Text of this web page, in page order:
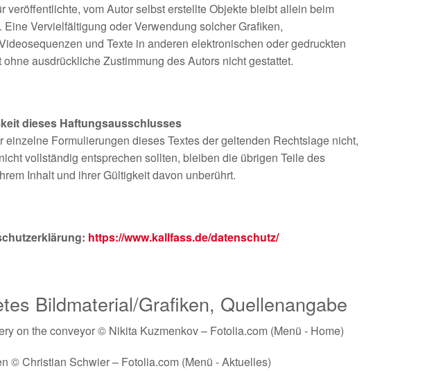
veröffentlichte, vom Autor selbst erstellte Objekte bleibt allein beim
Eine Vervielfältigung oder Verwendung solcher Grafiken,
und Texte in anderen elektronischen oder gedruckten
ausdrückliche Zustimmung des Autors nicht gestattet.
dieses Haftungsausschlusses
einzelne Formulierungen dieses Textes der geltenden Rechtslage nicht,
vollständig entsprechen sollten, bleiben die übrigen Teile des
Inhalt und ihrer Gültigkeit davon unberührt.
https://www.kallfass.de/datenschutz/
Bildmaterial/Grafiken, Quellenangabe
on the conveyor © Nikita Kuzmenkov – Fotolia.com (Menü - Home)
© Christian Schwier – Fotolia.com (Menü - Aktuelles)